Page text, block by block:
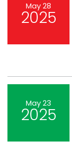
May 28
2025
May 23
2025